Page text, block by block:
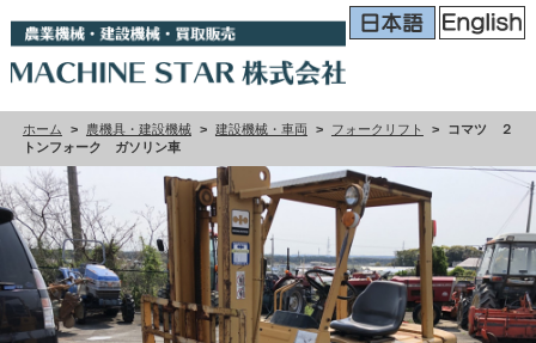
ホーム > 農機具・建設機械 > 建設機械・車両 > フォークリフト >
コマツ ２
トンフォーク ガソリン車